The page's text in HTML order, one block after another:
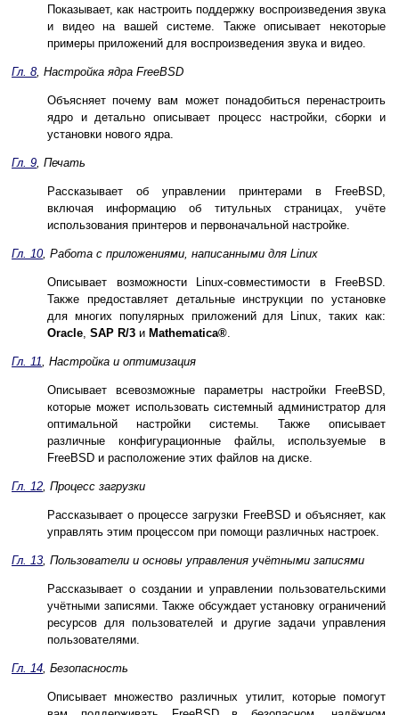
Показывает, как настроить поддержку воспроизведения звука
и видео на вашей системе. Также описывает некоторые
примеры приложений для воспроизведения звука и видео.
Гл. 8, Настройка ядра FreeBSD
Объясняет почему вам может понадобиться перенастроить
ядро и детально описывает процесс настройки, сборки и
установки нового ядра.
Гл. 9, Печать
Рассказывает об управлении принтерами в FreeBSD,
включая информацию об титульных страницах, учёте
использования принтеров и первоначальной настройке.
Гл. 10, Работа с приложениями, написанными для Linux
Описывает возможности Linux-совместимости в FreeBSD.
Также предоставляет детальные инструкции по установке
для многих популярных приложений для
Linux, таких как:
Oracle, SAP R/3 и Mathematica®.
Гл. 11, Настройка и оптимизация
Описывает всевозможные параметры настройки FreeBSD,
которые может использовать системный администратор для
оптимальной настройки системы. Также описывает
различные конфигурационные файлы, используемые в
FreeBSD и расположение этих файлов на диске.
Гл. 12, Процесс загрузки
Рассказывает о процессе загрузки FreeBSD и объясняет, как
управлять этим процессом при помощи различных настроек.
Гл. 13, Пользователи и основы управления учётными записями
Рассказывает о создании и управлении пользовательскими
учётными записями. Также обсуждает установку ограничений
ресурсов для пользователей и другие задачи управления
пользователями.
Гл. 14, Безопасность
Описывает множество различных утилит, которые помогут